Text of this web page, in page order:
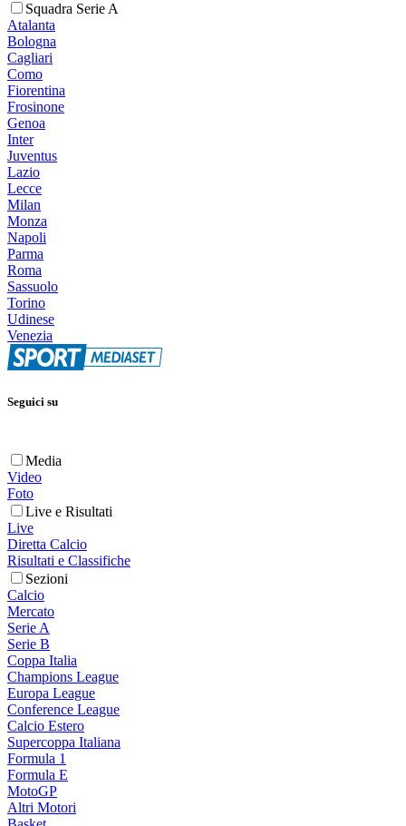
Squadra Serie A
Atalanta
Bologna
Cagliari
Como
Fiorentina
Frosinone
Genoa
Inter
Juventus
Lazio
Lecce
Milan
Monza
Napoli
Parma
Roma
Sassuolo
Torino
Udinese
Venezia
Seguici su
Media
Video
Foto
Live e Risultati
Live
Diretta Calcio
Risultati e Classifiche
Sezioni
Calcio
Mercato
Serie A
Serie B
Coppa Italia
Champions League
Europa League
Conference League
Calcio Estero
Supercoppa Italiana
Formula 1
Formula E
MotoGP
Altri Motori